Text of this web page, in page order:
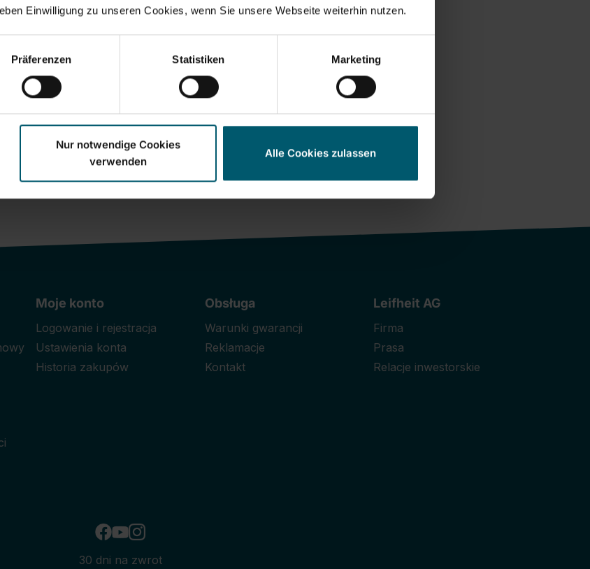
Einwilligung zu unseren Cookies, wenn Sie unsere Webseite weiterhin nutzen.
Präferenzen Statistiken Marketing
Nur notwendige Cookies
verwenden
Alle Cookies zulassen
Moje konto
Logowanie i rejestracja
Ustawienia konta
Historia zakupów
Obsługa
Warunki gwarancji
Reklamacje
Kontakt
Leifheit AG
Firma
Prasa
Relacje inwestorskie
30 dni na zwrot